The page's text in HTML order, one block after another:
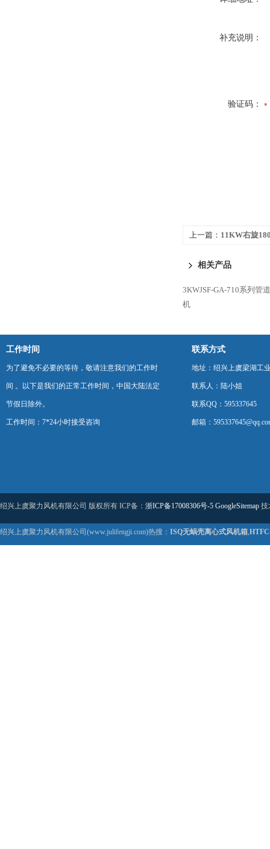
补充说明：
验证码：
上一篇： 11KW右旋
相关产品
3KWJSF-GA-710系列管
机
工作时间
为了避免不必要的等待，敬请注意我们的工作时
间 。以下是我们的正常工作时间，中国大陆法定
节假日除外。
工作时间：7*24小时接受咨询
联系方式
地址：绍兴上虞梁湖工
联系人：陆小姐
联系QQ：595337645
邮箱：
绍兴上虞聚力风机有限公司 版权所有 ICP备： 浙ICP备17008306号-5 GoogleSitemap 技
绍兴上虞聚力风机有限公司(www.julifengji.com)热搜： ISQ无蜗壳离心式风机箱,